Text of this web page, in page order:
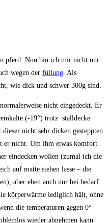
pferd. Nun bin ich mir nicht nur
wegen der füllung. Als
wie dick und schwer 300g sind.
nicht eingedeckt. Er
(-19°) trotz stalldecke
nicht sehr dicken gesteppten
er nicht. Um ihm etwas komfort
eindecken wollen (zumal ich die
auf matte stehen lasse – die
aber eben auch nur bei bedarf.
körperwärme lediglich hält, ohne
die temperaturen gegen 0°
wieder abnehmen kann